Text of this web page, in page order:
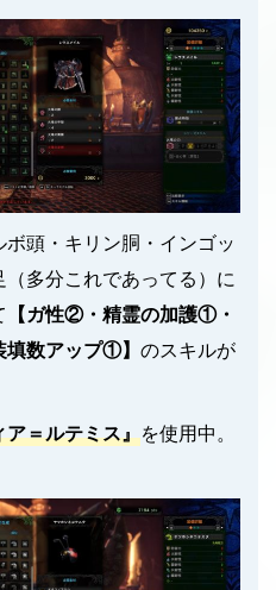
頭・キリン胴・インゴッ
多分これであってる）に
【ガ性②・精霊の加護①・
数アップ①】 のスキルが
ア＝ルテミス』を使用中。